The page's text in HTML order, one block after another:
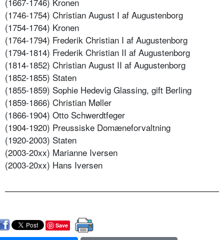
(1746-1754) Christian August I af Augustenborg
(1754-1764) Kronen
(1764-1794) Frederik Christian I af Augustenborg
(1794-1814) Frederik Christian II af Augustenborg
(1814-1852) Christian August II af Augustenborg
(1852-1855) Staten
(1855-1859) Sophie Hedevig Glassing, gift Berling
(1859-1866) Christian Møller
(1866-1904) Otto Schwerdtfeger
(1904-1920) Preussiske Domæneforvaltning
(1920-2003) Staten
(2003-20xx) Marianne Iversen
(2003-20xx) Hans Iversen
Save